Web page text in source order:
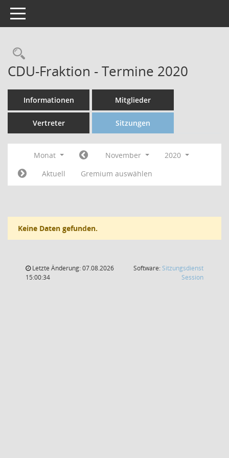
Toggle navigation
CDU-Fraktion - Termine 2020
Informationen Mitglieder
Vertreter Sitzungen
Monat November
2020
Aktuell
Gremium auswählen
Keine Daten gefunden.
Letzte Änderung: 07.08.2026
15:00:34
Software: Sitzungsdienst
Session(Wird in